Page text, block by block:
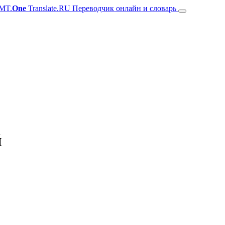
One Translate.RU Переводчик онлайн и словарь